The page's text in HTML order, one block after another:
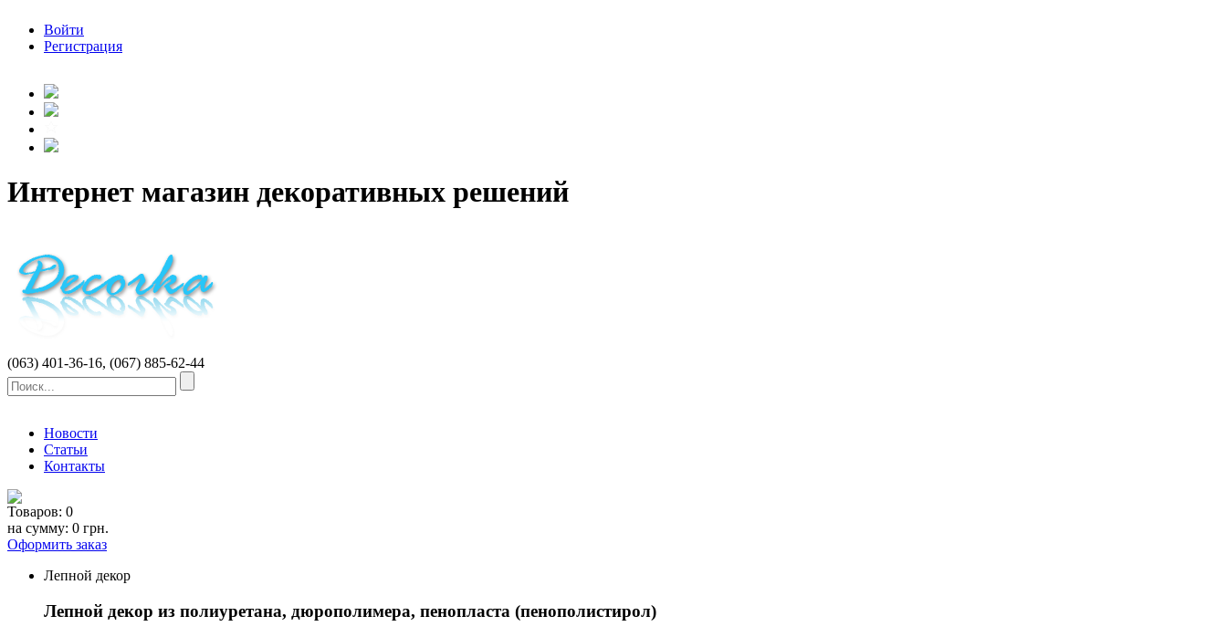
Войти
Регистрация
Интернет магазин декоративных решений
(063) 401-36-16, (067) 885-62-44
Новости
Статьи
Контакты
Товаров: 0
на сумму: 0 грн.
Оформить заказ
Лепной декор
Лепной декор из полиуретана, дюрополимера, пенопласта (пенополистирол)